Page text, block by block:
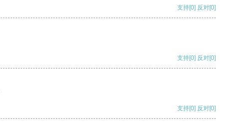
支持[0] 反对[0]
支持[0] 反对[0]
支持[0] 反对[0]